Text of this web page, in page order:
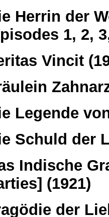
Herrin der
1, 2,
Vincit
Legende
Schuld der
Indische
(1921)
der